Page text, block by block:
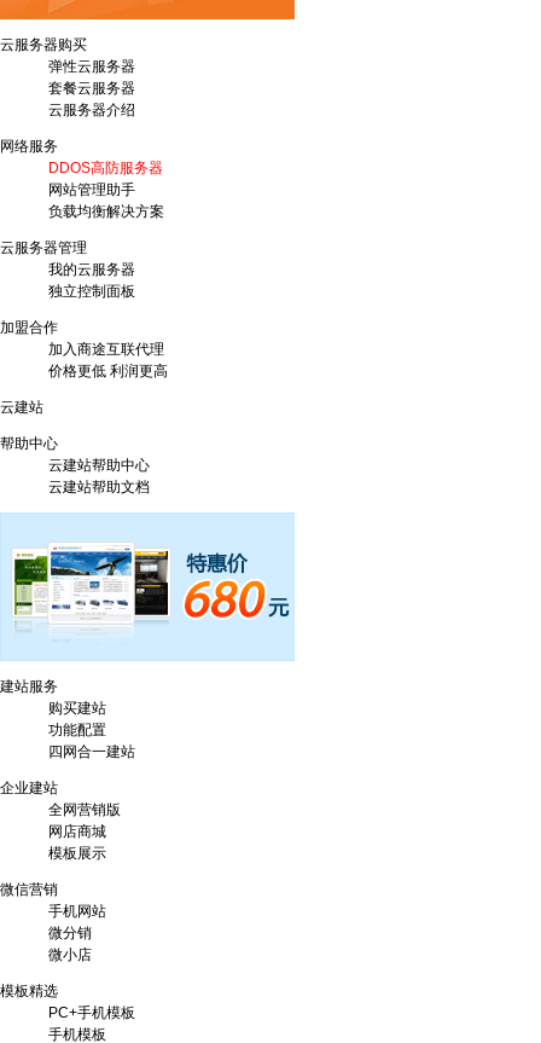
云服务器购买
弹性云服务器
套餐云服务器
云服务器介绍
网络服务
DDOS高防服务器
网站管理助手
负载均衡解决方案
云服务器管理
我的云服务器
独立控制面板
加盟合作
加入商途互联代理
价格更低 利润更高
云建站
帮助中心
云建站帮助中心
云建站帮助文档
建站服务
购买建站
功能配置
四网合一建站
企业建站
全网营销版
网店商城
模板展示
微信营销
手机网站
微分销
微小店
模板精选
PC+手机模板
手机模板
VPS/云主机！买2年送8个月,买5年送30个月，就是这么给力！